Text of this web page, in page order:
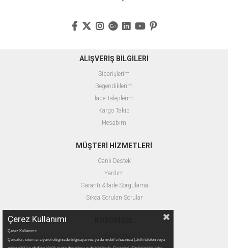
ALIŞVERİŞ BİLGİLERİ
Siparişlerim
Beğendiklerim
İade Taleplerim
Kargo Takip
Hesabım
MÜŞTERİ HİZMETLERİ
Canlı Destek
Yardım
Garanti & İade Sorgulama
Sıkça Sorulan Sorular
Çerez Kullanımı
Çerez Kullanımı:
Çerezler, sitemizi ziyaret ettiğinizde bilgisayarınız ya da mobil cihazınıza (akıllı telefon veya